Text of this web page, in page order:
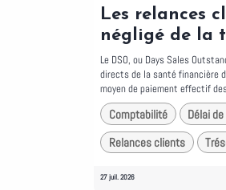
Les relances
négligé de la
Le DSO, ou Days Sales
directs de la santé financière
moyen de paiement effectif
Comptabilité Délai
Relances clients
27 juil. 2026